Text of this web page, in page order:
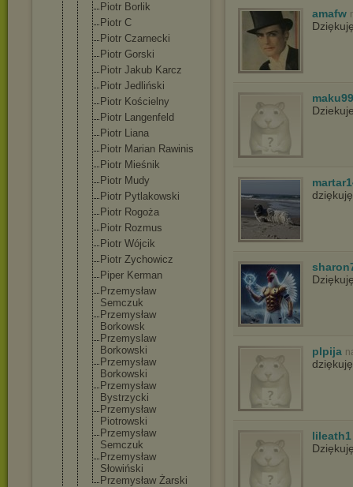
Piotr Borlik
Piotr C
Piotr Czarnecki
Piotr Gorski
Piotr Jakub Karcz
Piotr Jedliński
Piotr Kościelny
Piotr Langenfeld
Piotr Liana
Piotr Marian Rawinis
Piotr Mieśnik
Piotr Mudy
Piotr Pytlakowski
Piotr Rogoża
Piotr Rozmus
Piotr Wójcik
Piotr Zychowicz
Piper Kerman
Przemysław
Semczuk
Przemysław
Borkowsk
Przemyslaw
Borkowski
Przemysław
Borkowski
Przemysław
Bystrzycki
Przemysław
Piotrowski
Przemysław
Semczuk
Przemysław
Słowiński
Przemysław Żarski
amafw
maku99
plpija
dziękuję
lileath1